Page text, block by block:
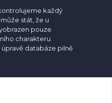
každý
stát, že u
pouze
charakteru.
databáze pilně